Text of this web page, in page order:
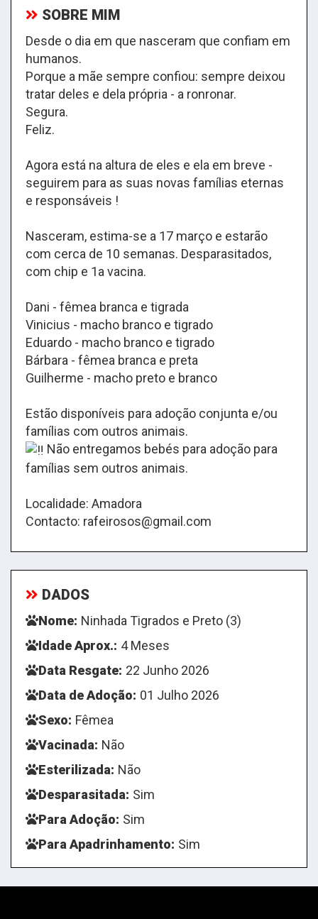
SOBRE MIM
Desde o dia em que nasceram que confiam em
humanos.
Porque a mãe sempre confiou: sempre deixou
tratar deles e dela própria - a ronronar.
Segura.
Feliz.
Agora está na altura de eles e ela em breve -
seguirem para as suas novas famílias eternas
e responsáveis !
Nasceram, estima-se a 17 março e estarão
com cerca de 10 semanas. Desparasitados,
com chip e 1a vacina.
Dani - fêmea branca e tigrada
Vinicius - macho branco e tigrado
Eduardo - macho branco e tigrado
Bárbara - fêmea branca e preta
Guilherme - macho preto e branco
Estão disponíveis para adoção conjunta e/ou
famílias com outros animais.
Não entregamos bebés para adoção para
famílias sem outros animais.
Localidade: Amadora
Contacto: rafeirosos@gmail.com
DADOS
Nome: Ninhada Tigrados e Preto (3)
Idade Aprox.: 4 Meses
Data Resgate: 22 Junho 2026
Data de Adoção: 01 Julho 2026
Sexo: Fêmea
Vacinada: Não
Esterilizada: Não
Desparasitada: Sim
Para Adoção: Sim
Para Apadrinhamento: Sim